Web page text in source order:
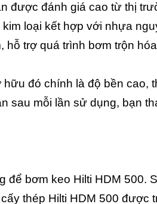
được đánh giá cao từ thị
loại kết hợp với nhựa
trợ quá trình bơm trộn
đó chính là độ bền cao,
sau mỗi lần sử dụng, bạn
để bơm keo Hilti HDM 500.
thép Hilti HDM 500 được